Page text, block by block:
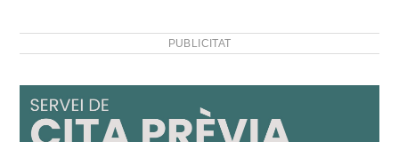
PUBLICITAT